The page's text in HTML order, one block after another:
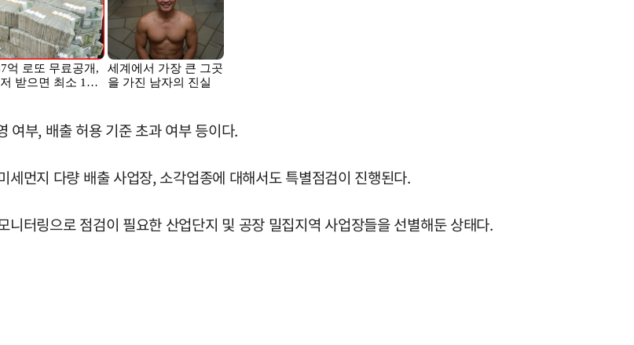
여부, 배출 허용 기준 초과 여부 등이다.
먼지 다량 배출 사업장, 소각업종에 대해서도 특별점검이 진행된다.
터링으로 점검이 필요한 산업단지 및 공장 밀집지역 사업장들을 선별해둔 상태다.